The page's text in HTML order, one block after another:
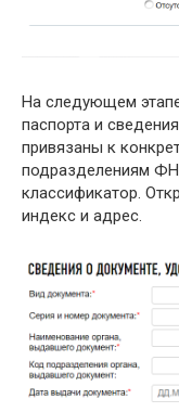
На следующем
паспорта и
привязаны к
подразделениям
классификатор.
индекс и адрес.